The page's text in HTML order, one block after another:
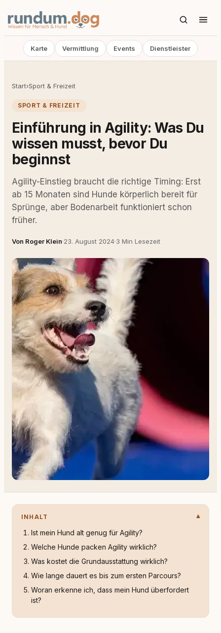
Karte Vermittlung Events Dienstleister
Start›Sport & Freizeit
SPORT & FREIZEIT
Einführung in Agility: Was Du
wissen musst, bevor Du
beginnst
Agility-Einstieg braucht die richtige Timing: Erst
ab 15 Monaten sind Hunde körperlich bereit für
Sprünge, aber Bodenarbeit funktioniert schon
früher.
Von Roger Klein·23. August 2024·3 Min Lesezeit
INHALT
Ist mein Hund alt genug für Agility?
Welche Hunde packen Agility wirklich?
Was kostet die Grundausstattung wirklich?
Wie lange dauert es bis zum ersten Parcours?
Woran erkenne ich, dass mein Hund überfordert
ist?